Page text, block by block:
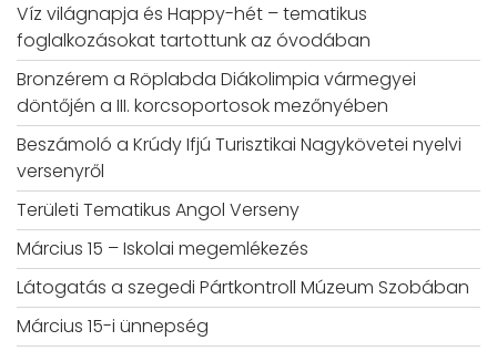
Víz világnapja és Happy-hét – tematikus
foglalkozásokat tartottunk az óvodában
Bronzérem a Röplabda Diákolimpia vármegyei
döntőjén a III. korcsoportosok mezőnyében
Beszámoló a Krúdy Ifjú Turisztikai Nagykövetei nyelvi
versenyről
Területi Tematikus Angol Verseny
Március 15 – Iskolai megemlékezés
Látogatás a szegedi Pártkontroll Múzeum Szobában
Március 15-i ünnepség